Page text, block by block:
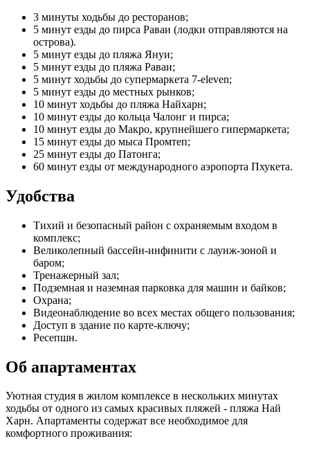
3 минуты ходьбы до ресторанов;
5 минут езды до пирса Раваи (лодки отправляются на
острова).
5 минут езды до пляжа Януи;
5 минут езды до пляжа Раваи;
5 минут ходьбы до супермаркета 7-eleven;
5 минут езды до местных рынков;
10 минут ходьбы до пляжа Найхарн;
10 минут езды до кольца Чалонг и пирса;
10 минут езды до Макро, крупнейшего гипермаркета;
15 минут езды до мыса Промтеп;
25 минут езды до Патонга;
60 минут езды от международного аэропорта Пхукета.
Удобства
Тихий и безопасный район с охраняемым входом в
комплекс;
Великолепный бассейн-инфинити с лаунж-зоной и
баром;
Тренажерный зал;
Подземная и наземная парковка для машин и байков;
Охрана;
Видеонаблюдение во всех местах общего пользования;
Доступ в здание по карте-ключу;
Ресепшн.
Об апартаментах
Уютная студия в жилом комплексе в нескольких минутах
ходьбы от одного из самых красивых пляжей - пляжа Най
Харн. Апартаменты содержат все необходимое для
комфортного проживания: